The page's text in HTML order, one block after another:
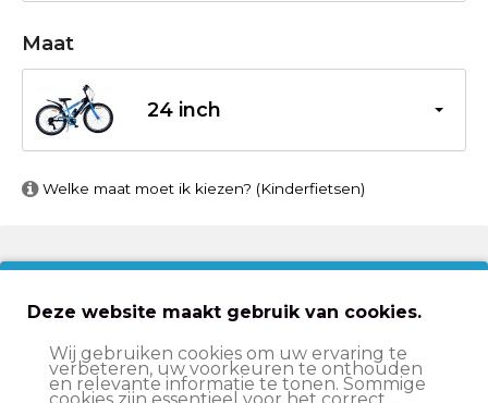
Maat
24 inch
Welke maat moet ik kiezen? (Kinderfietsen)
€219,00
€265,00
Deze website maakt gebruik van cookies.
Wij gebruiken cookies om uw ervaring te
verbeteren, uw voorkeuren te onthouden
en relevante informatie te tonen. Sommige
cookies zijn essentieel voor het correct